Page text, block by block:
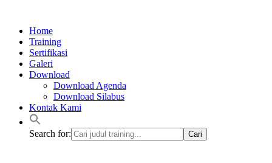
kontenHome
Training
Sertifikasi
Galeri
Download
Download Agenda
Download Silabus
Kontak Kami
Search for: